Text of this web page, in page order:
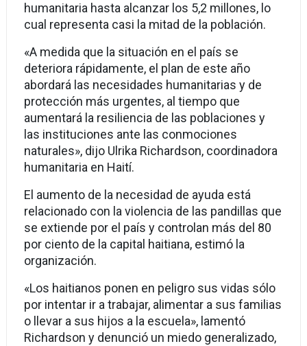
humanitaria hasta alcanzar los 5,2 millones, lo
cual representa casi la mitad de la población.
«A medida que la situación en el país se
deteriora rápidamente, el plan de este año
abordará las necesidades humanitarias y de
protección más urgentes, al tiempo que
aumentará la resiliencia de las poblaciones y
las instituciones ante las conmociones
naturales», dijo Ulrika Richardson, coordinadora
humanitaria en Haití.
El aumento de la necesidad de ayuda está
relacionado con la violencia de las pandillas que
se extiende por el país y controlan más del 80
por ciento de la capital haitiana, estimó la
organización.
«Los haitianos ponen en peligro sus vidas sólo
por intentar ir a trabajar, alimentar a sus familias
o llevar a sus hijos a la escuela», lamentó
Richardson y denunció un miedo generalizado,